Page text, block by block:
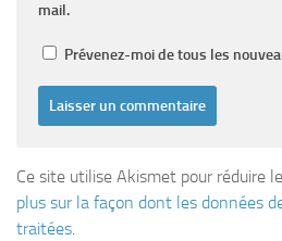
mail.
Prévenez-moi de tous les
Ce site utilise Akismet pour réduire
plus sur la façon dont les données
traitées.